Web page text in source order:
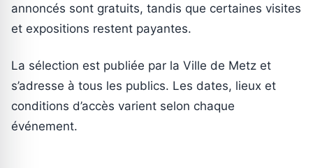
annoncés sont gratuits, tandis que certaines visites
et expositions restent payantes.
La sélection est publiée par la Ville de Metz et
s’adresse à tous les publics. Les dates, lieux et
conditions d’accès varient selon chaque
événement.